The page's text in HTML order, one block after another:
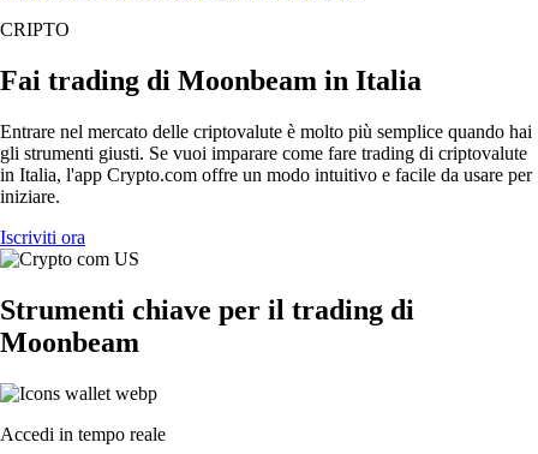
CRIPTO
Fai trading di Moonbeam in Italia
Entrare nel mercato delle criptovalute è molto più semplice quando hai
gli strumenti giusti. Se vuoi imparare come fare trading di criptovalute
in Italia, l'app Crypto.com offre un modo intuitivo e facile da usare per
iniziare.
Iscriviti ora
Strumenti chiave per il trading di
Moonbeam
Accedi in tempo reale